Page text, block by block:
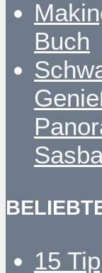
Buch
15